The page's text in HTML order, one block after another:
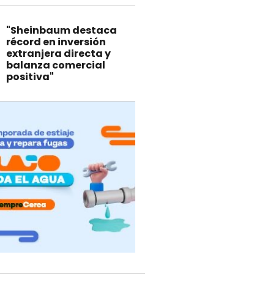
"Sheinbaum destaca
récord en inversión
extranjera directa y
balanza comercial
positiva"